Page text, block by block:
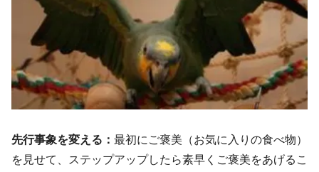
先行事象を変える： 最初にご褒美（お気に入りの食べ物）
を見せて、ステップアップしたら素早くご褒美をあげるこ